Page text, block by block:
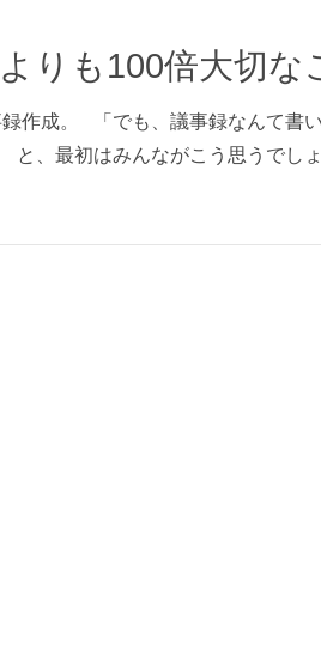
よりも100倍大切な
作成。 「でも、議事録なんて書
と、最初はみんながこう思うでし